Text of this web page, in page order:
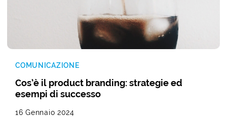
COMUNICAZIONE
Cos’è il product branding: strategie ed
esempi di successo
16 Gennaio 2024